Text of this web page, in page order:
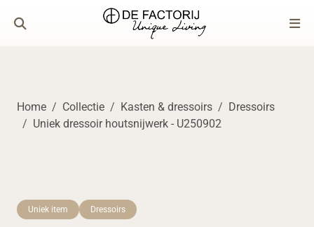
Home Collectie Kasten & dressoirs
Dressoirs
Uniek dressoir houtsnijwerk - U250902
Uniek item Dressoirs